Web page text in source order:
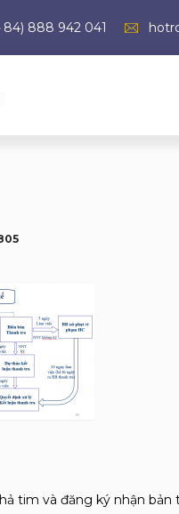
888 942 041
tim và đăng ký nhận bản